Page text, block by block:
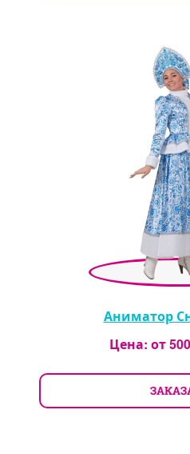
Аниматор
Цена: от